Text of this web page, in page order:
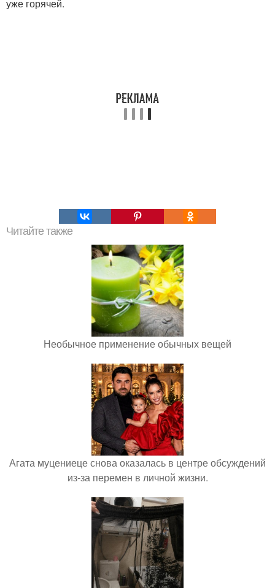
уже горячей.
Читайте также
Необычное применение обычных вещей
Агата муцениеце снова оказалась в центре обсуждений
из-за перемен в личной жизни.